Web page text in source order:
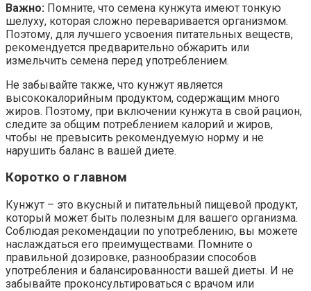
Важно: Помните, что семена кунжута имеют тонкую
шелуху, которая сложно переваривается организмом.
Поэтому, для лучшего усвоения питательных веществ,
рекомендуется предварительно обжарить или
измельчить семена перед употреблением.
Не забывайте также, что кунжут является
высококалорийным продуктом, содержащим много
жиров. Поэтому, при включении кунжута в свой рацион,
следите за общим потреблением калорий и жиров,
чтобы не превысить рекомендуемую норму и не
нарушить баланс в вашей диете.
Коротко о главном
Кунжут – это вкусный и питательный пищевой продукт,
который может быть полезным для вашего организма.
Соблюдая рекомендации по употреблению, вы можете
наслаждаться его преимуществами. Помните о
правильной дозировке, разнообразии способов
употребления и балансированности вашей диеты. И не
забывайте проконсультироваться с врачом или